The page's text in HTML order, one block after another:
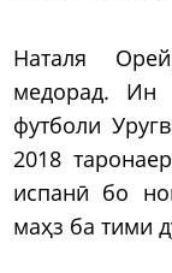
Наталя
медорад. Ин
футболи
2018
испанӣ бо
маҳз ба тими